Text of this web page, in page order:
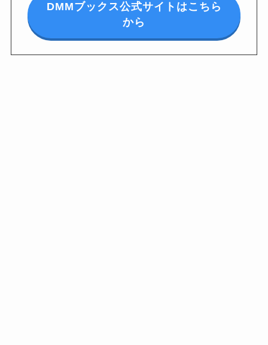
DMMブックス公式サイトはこちら
から